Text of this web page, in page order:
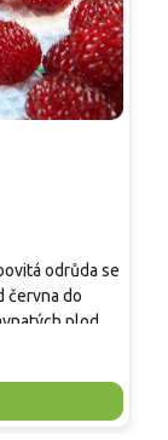
odrůda se
června do
plodů.
bez
z něj dělají